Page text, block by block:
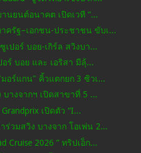
นยนต์อนาคต เปิดเวที “...
ครัฐ–เอกชน-ประชาชน ขับเ...
อร์ บอย-เกิร์ล สวิงบา...
ร์ บอย และ เอริสา มีลุ้...
อร์แกน" คิ้วแตกยก 3 ซิวเ...
างจากฯ เปิดสาขาที่ 5 ...
เปิดตัว “I...
มสวิง บางจาก โอเพ่น 2...
Cruise 2026 ” ทริปเอ็ก...